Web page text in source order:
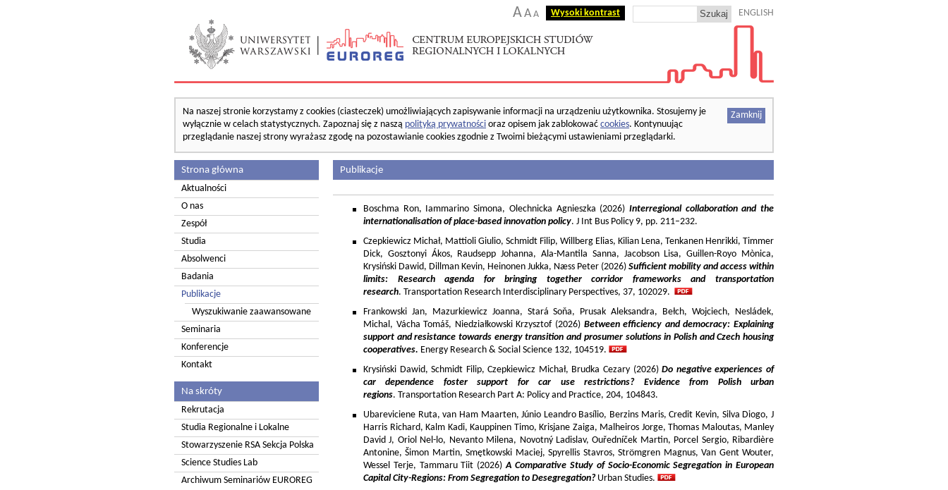
AA A Wysoki kontrast ENGLISH
Zamknij
Na naszej stronie korzystamy z cookies (ciasteczek) umożliwiających zapisywanie informacji na urządzeniu użytkownika. Stosujemy je
wyłącznie w celach statystycznych. Zapoznaj się z naszą polityką prywatności oraz opisem jak zablokować cookies. Kontynuując
przeglądanie naszej strony wyrażasz zgodę na pozostawianie cookies zgodnie z Twoimi bieżącymi ustawieniami przeglądarki.
Strona główna
Aktualności
O nas
Zespół
Studia
Absolwenci
Badania
Publikacje
Wyszukiwanie zaawansowane
Seminaria
Konferencje
Kontakt
Na skróty
Rekrutacja
Studia Regionalne i Lokalne
Stowarzyszenie RSA Sekcja Polska
Science Studies Lab
Archiwum Seminariów EUROREG
Publikacje
Boschma Ron, Iammarino Simona, Olechnicka Agnieszka (2026) Interregional collaboration and the
internationalisation of place-based innovation policy. J Int Bus Policy 9, pp. 211–232.
Czepkiewicz Michał, Mattioli Giulio, Schmidt Filip, Willberg Elias, Kilian Lena, Tenkanen Henrikki, Timmer
Dick, Gosztonyi Ákos, Raudsepp Johanna, Ala-Mantila Sanna, Jacobson Lisa, Guillen-Royo Mònica,
Krysiński Dawid, Dillman Kevin, Heinonen Jukka, Næss Peter (2026) Sufficient mobility and access within
limits: Research agenda for bringing together corridor frameworks and transportation
research. Transportation Research Interdisciplinary Perspectives, 37, 102029.
Frankowski Jan, Mazurkiewicz Joanna, Stará Soňa, Prusak Aleksandra, Bełch, Wojciech, Nesládek,
Michal, Vácha Tomáš, Niedziałkowski Krzysztof (2026) Between efficiency and democracy: Explaining
support and resistance towards energy transition and prosumer solutions in Polish and Czech housing
cooperatives. Energy Research & Social Science 132, 104519.
Krysiński Dawid, Schmidt Filip, Czepkiewicz Michał, Brudka Cezary (2026)Do negative experiences of
car dependence foster support for car use restrictions? Evidence from Polish urban
regions. Transportation Research Part A: Policy and Practice, 204, 104843.
Ubareviciene Ruta, van Ham Maarten, Júnio Leandro Basílio, Berzins Maris, Credit Kevin, Silva Diogo, J
Harris Richard, Kalm Kadi, Kauppinen Timo, Krisjane Zaiga, Malheiros Jorge, Thomas Maloutas, Manley
David J, Oriol Nel-lo, Nevanto Milena, Novotný Ladislav, Ouředníček Martin, Porcel Sergio, Ribardière
Antonine, Šimon Martin, Smętkowski Maciej, Spyrellis Stavros, Strömgren Magnus, Van Gent Wouter,
Wessel Terje, Tammaru Tiit (2026)A Comparative Study of Socio-Economic Segregation in European
Capital City-Regions: From Segregation to Desegregation?Urban Studies.